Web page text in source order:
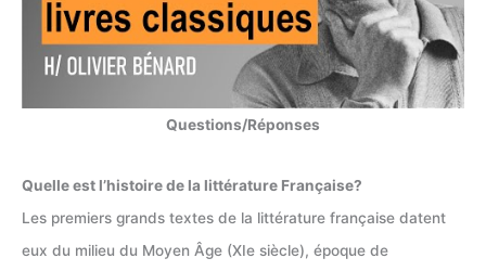
Questions/Réponses
Quelle est l’histoire de la littérature Française?
Les premiers grands textes de la littérature française datent
eux du milieu du Moyen Âge (XIe siècle), époque de